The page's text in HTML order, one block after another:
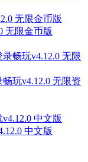
无限金币版
玩v4.12.0 无限资
中文版